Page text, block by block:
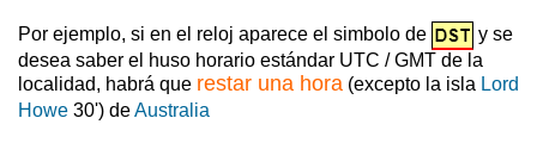
Por ejemplo, si en el reloj aparece el simbolo de
y se
desea saber el huso horario estándar UTC / GMT de la
localidad, habrá que restar una hora (excepto la isla Lord
Howe 30') deAustralia